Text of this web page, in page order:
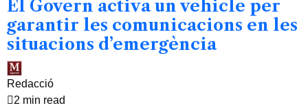
El Govern activa un vehicle per
garantir les comunicacions en les
situacions d’emergència
Redacció
2 min read